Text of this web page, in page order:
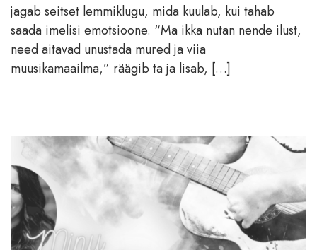
jagab seitset lemmiklugu, mida kuulab, kui tahab
saada imelisi emotsioone. “Ma ikka nutan nende ilust,
need aitavad unustada mured ja viia
muusikamaailma,” räägib ta ja lisab, […]